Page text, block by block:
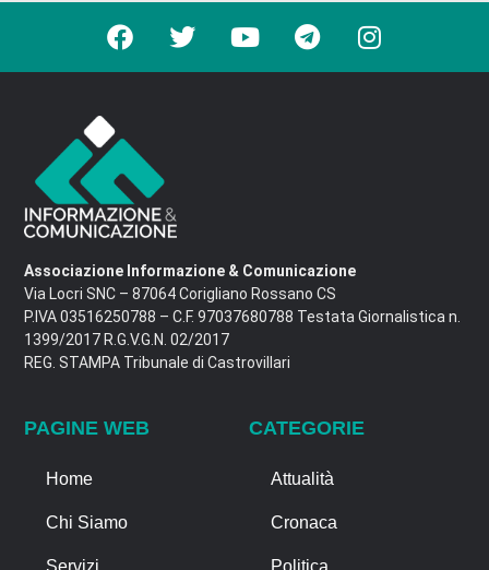
Associazione Informazione & Comunicazione
Via Locri SNC – 87064 Corigliano Rossano CS
P.IVA 03516250788 – C.F. 97037680788 Testata Giornalistica n.
1399/2017 R.G.V.G.N. 02/2017
REG. STAMPA Tribunale di Castrovillari
PAGINE WEB
Home
Chi Siamo
Servizi
CATEGORIE
Attualità
Cronaca
Politica